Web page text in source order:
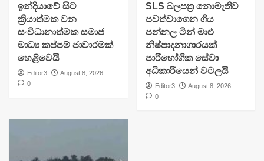
​ඉන්දියාවේ සිට
ක්‍රියාත්මක වන
සංවිධානාත්මක සමාජ
මාධ්‍ය කප්පම් ජාවාරමක්
හෙළිවෙයි
Editor3
August 8, 2026
0
SLS බලපත්‍ර නොමැතිව
පවත්වාගෙන ගිය
පන්නල ටින් මාළු
නිෂ්පාදනාගාරයක්
පාරිභෝගික සේවා
අධිකාරියෙන් වටලයි
Editor3
August 8, 2026
0